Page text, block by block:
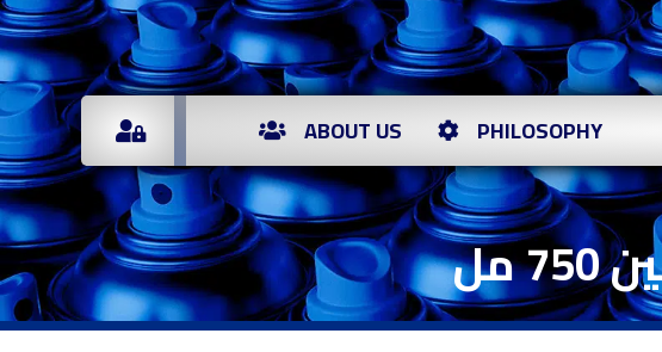
ABOUT US PHILOSOPHY
مل